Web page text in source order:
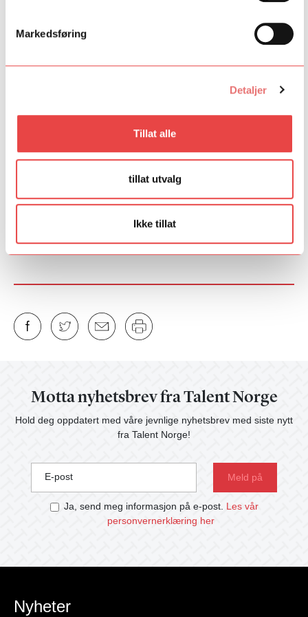
Markedsføring
Detaljer
Tillat alle
tillat utvalg
Ikke tillat
finansiering av ungdomskompaniet ut 2020.
Satsingen mottok i første periode en støtte fra Talent Norge på
Sparebankstiftelsen DNB bidro med 3 millioner kroner og
600 000 kroner pr år i 2016 og 2017, og fra Scatec på 100 000
kroner i 2017, samt 1,2 millioner kroner fra Statskraft i
Fant du det du lette etter?
Motta nyhetsbrev fra Talent Norge
Hold deg oppdatert med våre jevnlige nyhetsbrev med siste nytt
fra Talent Norge!
E-post
Ja, send meg informasjon på e-post. Les vår
personvernerklæring her
Nyheter